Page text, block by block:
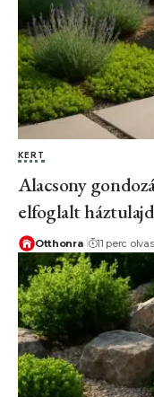
KERT
Alacsony
elfoglalt
Otthonra 11 perc